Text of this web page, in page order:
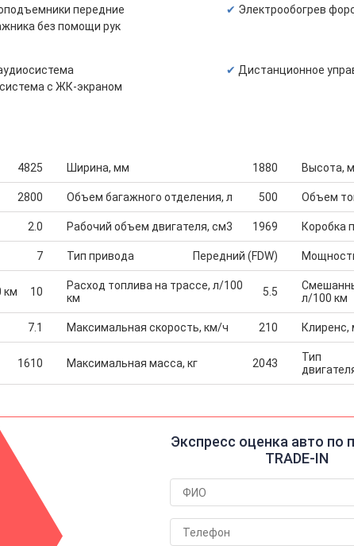
передние
без помощи рук
Электрообогрев
с ЖК-экраном
Дистанционное
4825 Ширина, мм 1880 Высота,
2800 Объем багажного отделения, л 500 Объем
2.0 Рабочий объем двигателя, см3 1969 Коробка
7 Тип привода Передний (FDW)
км 10
Расход топлива на трассе, л/100
км
5.5
л/100 км
7.1 Максимальная скорость, км/ч 210 Клиренс,
1610 Максимальная масса, кг 2043
Тип
Экспресс оценка авто по
TRADE-IN